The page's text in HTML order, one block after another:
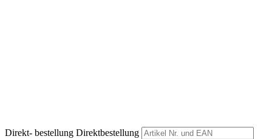
Direkt- bestellung Direktbestellung